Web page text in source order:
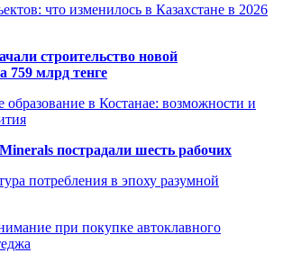
что изменилось в Казахстане в 2026
строительство новой
759 млрд тенге
образование в Костанае: возможности и
пострадали шесть рабочих
потребления в эпоху разумной
при покупке автоклавного